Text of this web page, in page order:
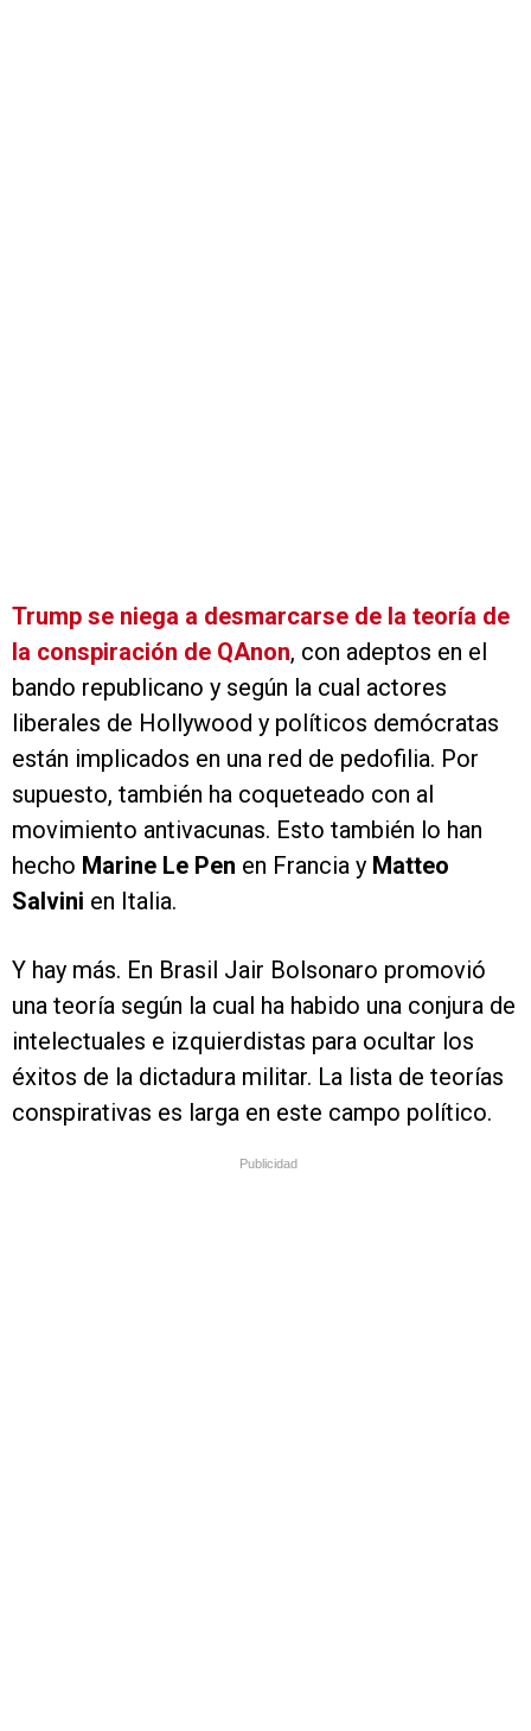
Trump se niega a desmarcarse de la teoría de
la conspiración de QAnon, con adeptos en el
bando republicano y según la cual actores
liberales de Hollywood y políticos demócratas
están implicados en una red de pedofilia. Por
supuesto, también ha coqueteado con al
movimiento antivacunas. Esto también lo han
hecho Marine Le Pen en Francia y Matteo
Salvini en Italia.
Y hay más. En Brasil Jair Bolsonaro promovió
una teoría según la cual ha habido una conjura de
intelectuales e izquierdistas para ocultar los
éxitos de la dictadura militar. La lista de teorías
conspirativas es larga en este campo político.
Publicidad